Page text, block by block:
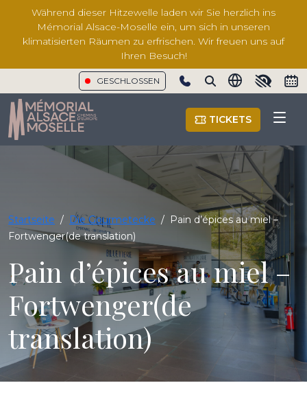
Während dieser Hitzewelle laden wir Sie herzlich ins
Mémorial Alsace-Moselle ein, um sich in unseren
klimatisierten Räumen zu erfrischen. Wir freuen uns auf
Ihren Besuch!
GESCHLOSSEN
Show phone number
TICKETS
Startseite / Die Gourmetecke / Pain d’épices au miel –
Fortwenger(de translation)
Pain d’épices au miel –
Fortwenger(de
translation)